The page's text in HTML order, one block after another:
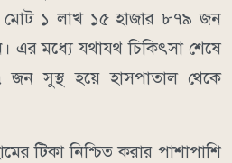
মোট ১ লাখ ১৫ হাজার ৮৭৯ জন
এর মধ্যে যথাযথ চিকিৎসা শেষে
সুস্থ হয়ে হাসপাতাল থেকে
টিকা নিশ্চিত করার পাশাপাশি